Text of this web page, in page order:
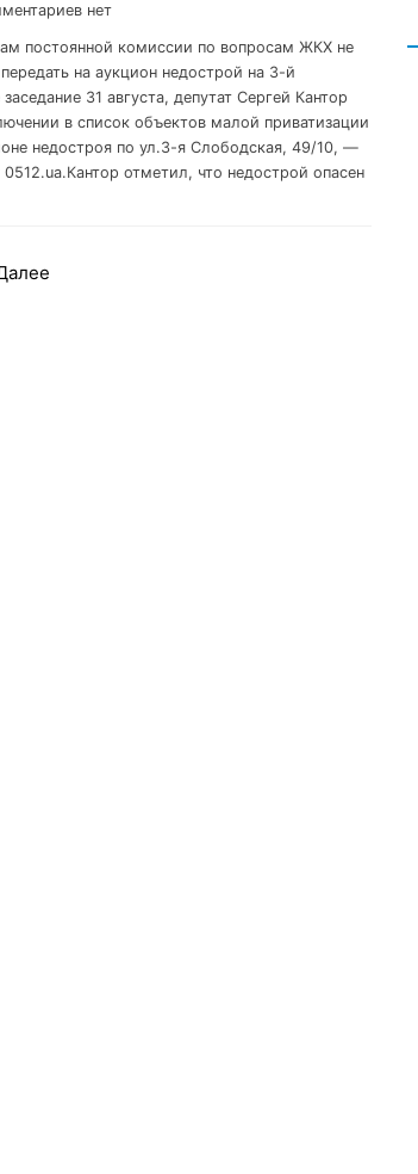
нет
постоянной комиссии по вопросам ЖКХ не
на аукцион недострой на 3-й
31 августа, депутат Сергей Кантор
в список объектов малой приватизации
недостроя по ул.3-я Слободская, 49/10, —
0512.ua.Кантор отметил, что недострой опасен